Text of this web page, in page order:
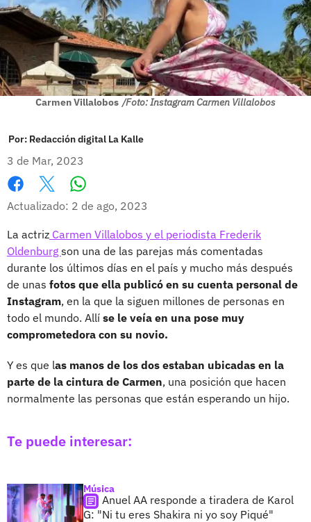
Carmen Villalobos /Foto: Instagram Carmen Villalobos
Por: Redacción digital La Kalle
3 de Mar, 2023
Facebook
X
Actualizado: 2 de ago, 2023
La actriz Carmen Villalobos y el periodista Frederik
Oldenburg son una de las parejas más comentadas
durante los últimos días en el país y mucho más después
de unas fotos que ella publicó en su cuenta personal de
Instagram, en la que la siguen millones de personas en
todo el mundo. Allí se le veía en una pose muy
comprometedora con su novio.
Y es que las manos de los dos estaban ubicadas en la
parte de la cintura de Carmen, una posición que hacen
normalmente las personas que están esperando un hijo.
Te puede interesar:
Música
Anuel AA responde a tiradera de Karol
G: "Ni tu eres Shakira ni yo soy Piqué"